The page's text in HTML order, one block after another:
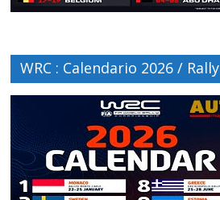
WRC : Calendario 2026 / Rally